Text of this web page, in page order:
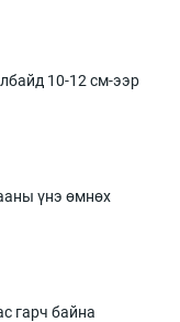
10-12 см-ээр
үнэ өмнөх
гарч байна